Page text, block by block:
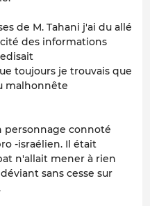
de M. Tahani j'ai du allé
des informations
toujours je trouvais que
malhonnête
personnage connoté
-israélien. Il était
n'allait mener à rien
sans cesse sur